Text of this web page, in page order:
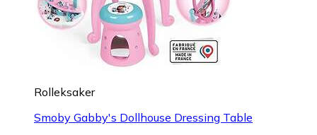
Rolleksaker
Smoby Gabby's Dollhouse Dressing Table